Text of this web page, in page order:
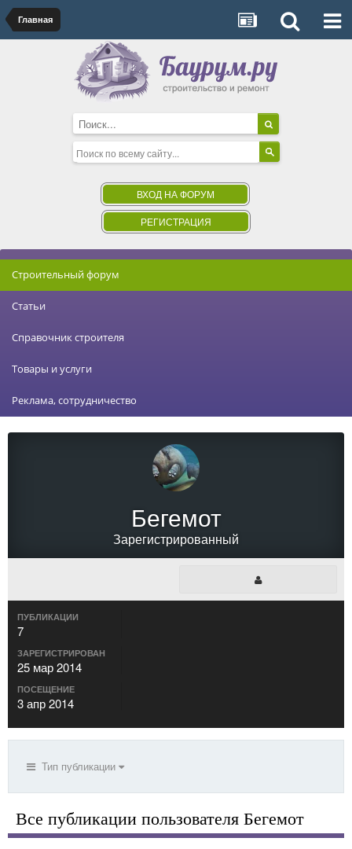
Главная
ВХОД НА ФОРУМ
РЕГИСТРАЦИЯ
Строительный форум
Статьи
Справочник строителя
Товары и услуги
Реклама, сотрудничество
Бегемот
Зарегистрированный
ПУБЛИКАЦИИ
7
ЗАРЕГИСТРИРОВАН
25 мар 2014
ПОСЕЩЕНИЕ
3 апр 2014
Тип публикации
Все публикации пользователя Бегемот